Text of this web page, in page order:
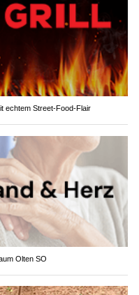
echtem Street-Food-Flair
Olten SO